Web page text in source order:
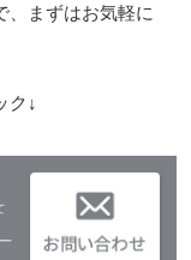
、まずはお気軽に
ク↓